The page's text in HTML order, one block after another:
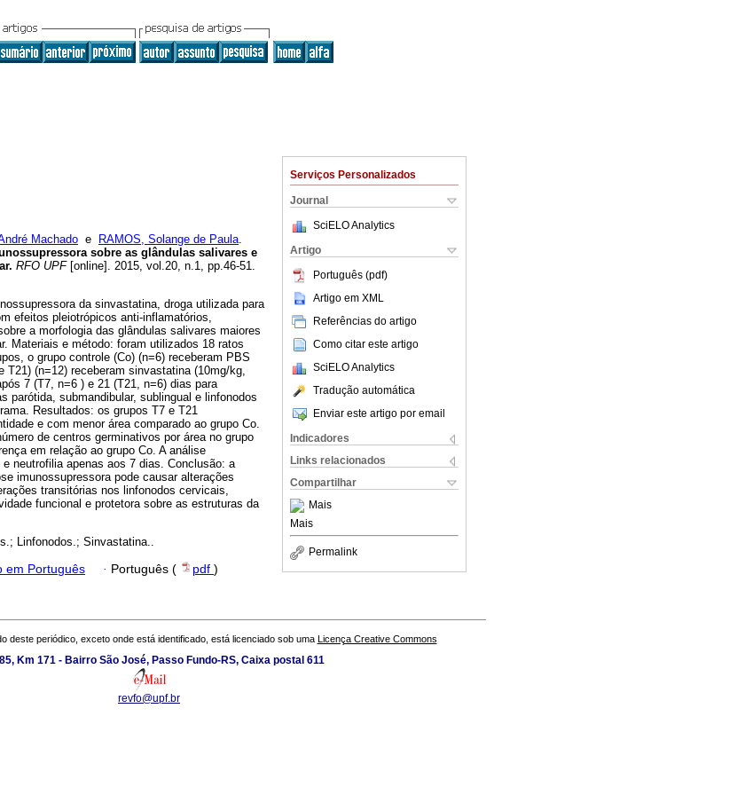
Serviços Personalizados
Journal
SciELO Analytics
Artigo
Português (pdf)
Artigo em XML
Referências do artigo
Como citar este artigo
SciELO Analytics
Tradução automática
Enviar este artigo por email
Indicadores
Links relacionados
Compartilhar
Mais
Mais
Permalink
Machado e RAMOS, Solange de Paula.
sobre as glândulas salivares e
. RFO UPF[online]. 2015, vol.20, n.1, pp.46-51.
da sinvastatina, droga utilizada para
efeitos pleiotrópicos anti-inflamatórios,
a morfologia das glândulas salivares maiores
Materiais e método: foram utilizados 18 ratos
o grupo controle (Co) (n=6) receberam PBS
(n=12) receberam sinvastatina (10mg/kg,
7 (T7, n=6 ) e 21 (T21, n=6) dias para
parótida, submandibular, sublingual e linfonodos
Resultados: os grupos T7 e T21
e com menor área comparado ao grupo Co.
de centros germinativos por área no grupo
em relação ao grupo Co. A análise
neutrofilia apenas aos 7 dias. Conclusão: a
imunossupressora pode causar alterações
transitórias nos linfonodos cervicais,
funcional e protetora sobre as estruturas da
Linfonodos.; Sinvastatina..
em Português · Português ( pdf )
deste periódico, exceto onde está identificado, está licenciado sob uma Licença Creative Commons
Km 171 - Bairro São José, Passo Fundo-RS, Caixa postal 611
revfo@upf.br